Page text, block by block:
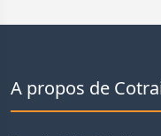
A propos de